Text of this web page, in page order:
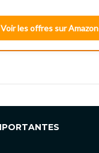
Voir les offres sur Amazon